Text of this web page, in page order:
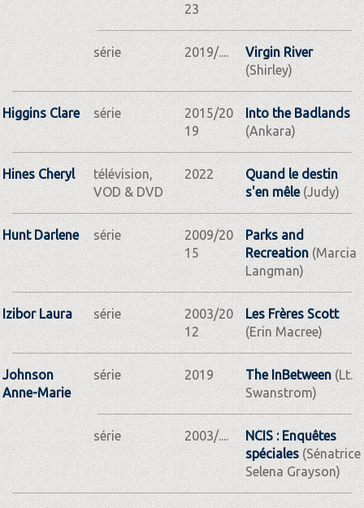
23
série 2019/....
Virgin River
(Shirley)
Higgins Clare série
2015/20
19
Into the Badlands
(Ankara)
Hines Cheryl
télévision,
VOD & DVD
2022
Quand le destin
s'en mêle(Judy)
Hunt Darlene série
2009/20
15
Parks and
Recreation(Marcia
Langman)
Izibor Laura série
2003/20
12
Les Frères Scott
(Erin Macree)
Johnson
Anne-Marie
série 2019 The InBetween(Lt.
Swanstrom)
série 2003/....
NCIS : Enquêtes
spéciales(Sénatrice
Selena Grayson)